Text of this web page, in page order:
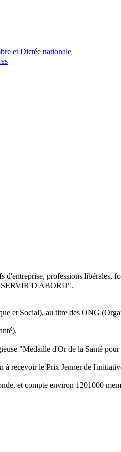
et Dictée nationale
d'entreprise, professions
D'ABORD".
et Social), au titre des ONG
"Médaille d'Or de la Santé
recevoir le Prix Jenner de
et compte environ 1201000